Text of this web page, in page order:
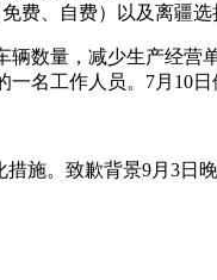
费、自费）以及离疆选
数量，减少生产经
名工作人员。7月10日
施。致歉背景9月3日